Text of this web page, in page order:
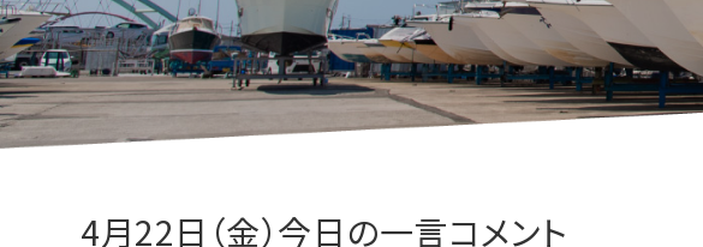
4月22日（金）今日の一言コメント